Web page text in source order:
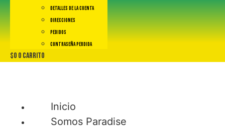
Detalles de la cuenta
Direcciones
Pedidos
Contraseña perdida
$0 0 Carrito
Inicio
Somos Paradise